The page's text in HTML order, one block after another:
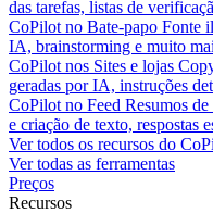
das tarefas, listas de
CoPilot no Bate-papo Fonte
IA, brainstorming e muito
CoPilot nos Sites e lojas
geradas por IA, instruções
CoPilot no Feed Resumos
e criação de texto, respostas
Ver todos os recursos do
Ver todas as ferramentas
Preços
Recursos